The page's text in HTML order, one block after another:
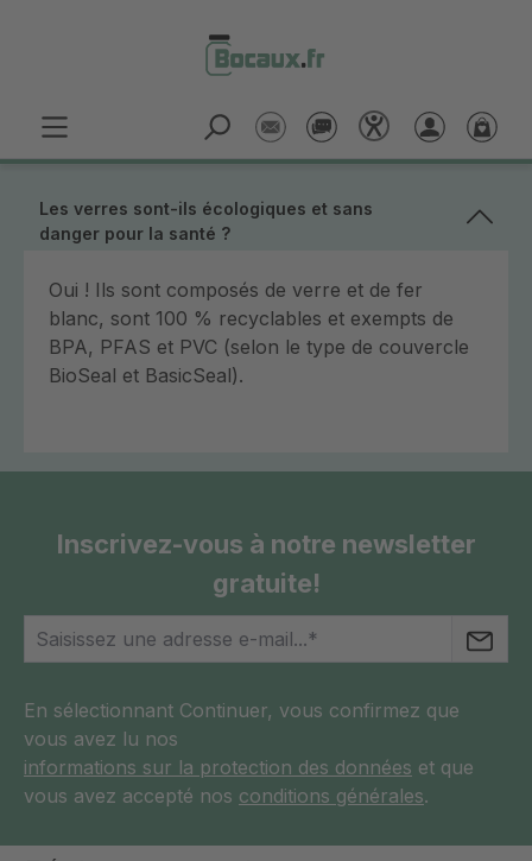
Les verres sont-ils écologiques et sans
danger pour la santé ?
Oui ! Ils sont composés de verre et de fer
blanc, sont 100 % recyclables et exempts de
BPA, PFAS et PVC (selon le type de couvercle
BioSeal et BasicSeal).
Inscrivez-vous à notre newsletter
gratuite!
En sélectionnant Continuer, vous confirmez que
vous avez lu nos
informations sur la protection des données et que
vous avez accepté nos conditions générales.